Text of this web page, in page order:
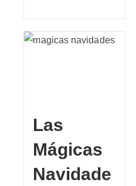
Las
Mágicas
Navidade